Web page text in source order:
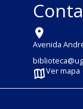
Avenida
Ver mapa